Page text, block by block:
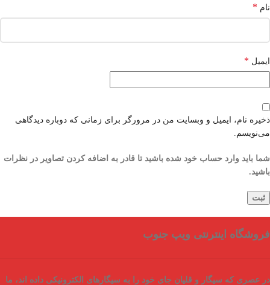
نام *
ایمیل *
ذخیره نام، ایمیل و وبسایت من در مرورگر برای زمانی که دوباره دیدگاهی
می‌نویسم.
شما باید وارد حساب خود شده باشید تا قادر به اضافه کردن تصاویر در نظرات
باشید.
فروشگاه اینترنتی ویپ جنوب
در عصری که سیگار و قلیان جای خود را به سیگارهای الکترونیکی داده اند، ما